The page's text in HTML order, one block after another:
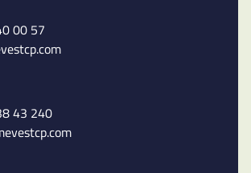
00 57
43 240